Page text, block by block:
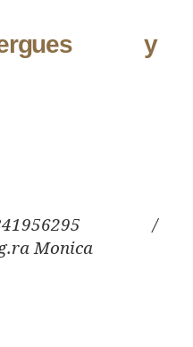
y
/
Monica